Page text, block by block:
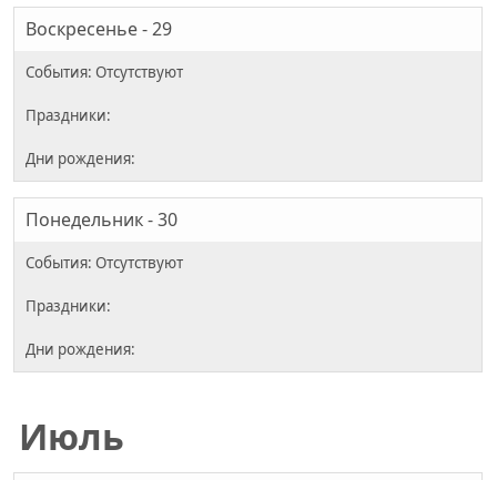
Воскресенье - 29
Понедельник - 30
Июль